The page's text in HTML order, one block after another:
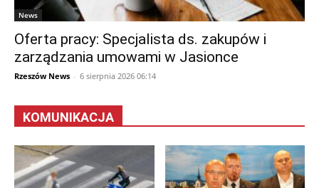
News
Oferta pracy: Specjalista ds. zakupów i
zarządzania umowami w Jasionce
Rzeszów News - 6 sierpnia 2026 06:14
KOMUNIKACJA